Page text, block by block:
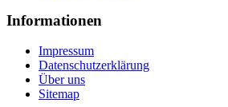
Informationen
Impressum
Datenschutzerklärung
Über uns
Sitemap